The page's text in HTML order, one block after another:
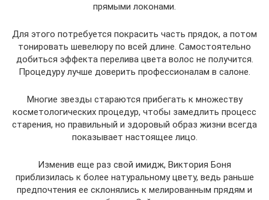
прямыми локонами.
Для этого потребуется покрасить часть прядок, а потом
тонировать шевелюру по всей длине. Самостоятельно
добиться эффекта перелива цвета волос не получится.
Процедуру лучше доверить профессионалам в салоне.
Многие звезды стараются прибегать к множеству
косметологических процедур, чтобы замедлить процесс
старения, но правильный и здоровый образ жизни всегда
показывает настоящее лицо.
Изменив еще раз свой имидж, Виктория Боня
приблизилась к более натуральному цвету, ведь раньше
предпочтения ее склонялись к мелированным прядям и